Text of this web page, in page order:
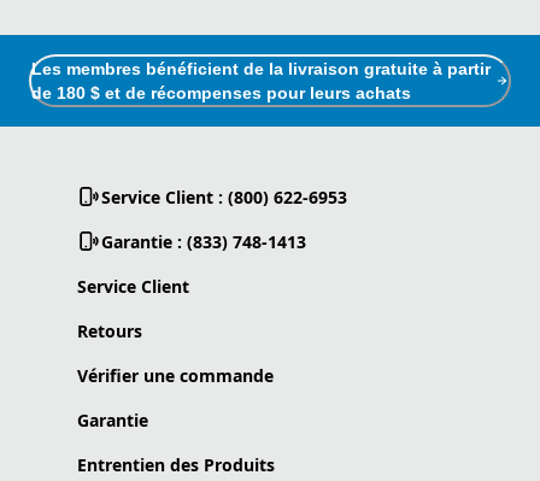
Les membres bénéficient de la livraison gratuite à partir
de 180 $ et de récompenses pour leurs achats
Service Client : (800) 622-6953
Garantie : (833) 748-1413
Service Client
Retours
Vérifier une commande
Garantie
Entrentien des Produits